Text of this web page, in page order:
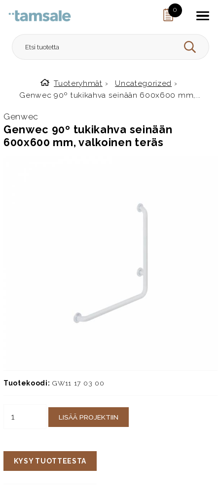
0
HAE
Etusivulle
Tuoteryhmät › Uncategorized ›
Genwec 90º tukikahva seinään 600x600 mm,...
Genwec
Genwec 90º tukikahva seinään
600x600 mm, valkoinen teräs
Tuotekoodi: GW11 17 03 00
LISÄÄ PROJEKTIIN
KYSY TUOTTEESTA